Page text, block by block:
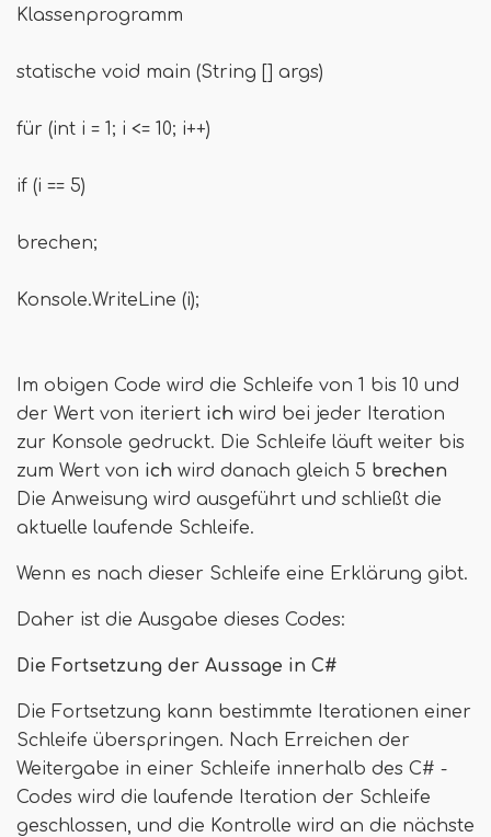
Klassenprogramm
statische void main (String [] args)
für (int i = 1; i <= 10; i++)
if (i == 5)
brechen;
Konsole.WriteLine (i);
Im obigen Code wird die Schleife von 1 bis 10 und
der Wert von iteriert ich wird bei jeder Iteration
zur Konsole gedruckt. Die Schleife läuft weiter bis
zum Wert von ich wird danach gleich 5 brechen
Die Anweisung wird ausgeführt und schließt die
aktuelle laufende Schleife.
Wenn es nach dieser Schleife eine Erklärung gibt.
Daher ist die Ausgabe dieses Codes:
Die Fortsetzung der Aussage in C#
Die Fortsetzung kann bestimmte Iterationen einer
Schleife überspringen. Nach Erreichen der
Weitergabe in einer Schleife innerhalb des C# -
Codes wird die laufende Iteration der Schleife
geschlossen, und die Kontrolle wird an die nächste